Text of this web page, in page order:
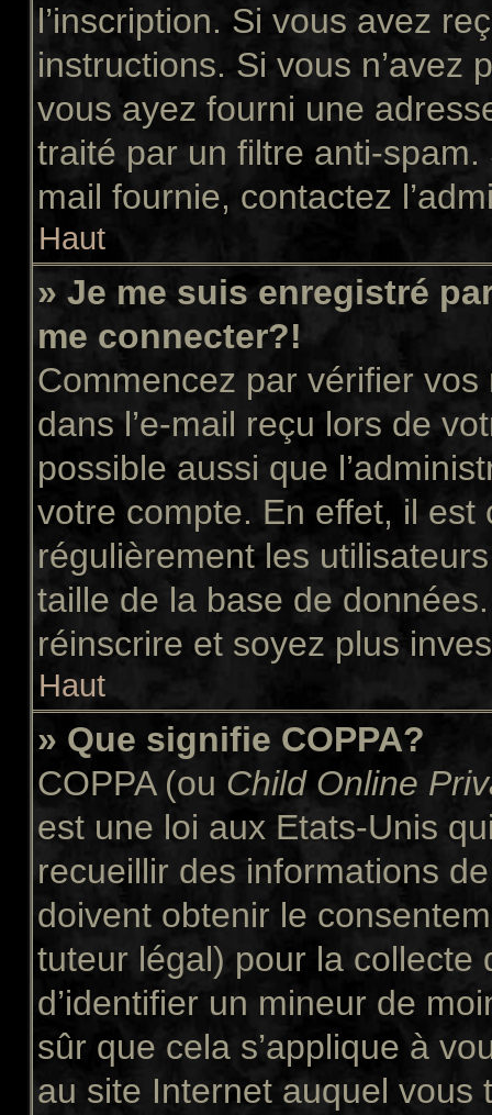
l’inscription. Si vous avez
instructions. Si vous n’avez
vous ayez fourni une
traité par un filtre anti-spam.
mail fournie, contactez
Haut
» Je me suis enregistré
me connecter?!
Commencez par vérifier vos
dans l’e-mail reçu lors de
possible aussi que
votre compte. En effet, il
régulièrement les
taille de la base de
réinscrire et soyez plus
Haut
» Que signifie COPPA?
COPPA (ou Child Online
est une loi aux Etats-Unis
recueillir des informations
doivent obtenir le
tuteur légal) pour la collecte
d’identifier un mineur de
sûr que cela s’applique à
au site Internet auquel vous